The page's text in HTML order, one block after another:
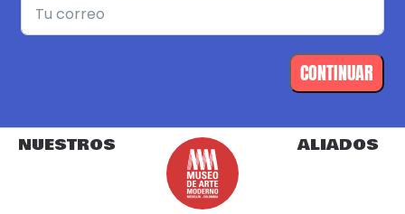
CONTINUAR
NUESTROS ALIADOS